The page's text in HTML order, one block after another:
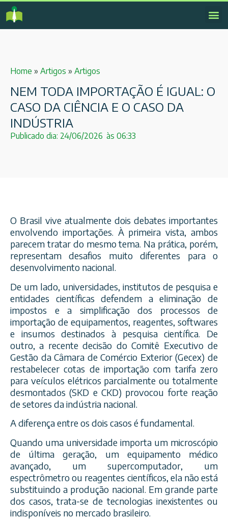
Home » Artigos » Artigos
NEM TODA IMPORTAÇÃO É IGUAL: O
CASO DA CIÊNCIA E O CASO DA
INDÚSTRIA
Publicado dia: 24/06/2026 às 06:33
O Brasil vive atualmente dois debates importantes
envolvendo importações. À primeira vista, ambos
parecem tratar do mesmo tema. Na prática, porém,
representam desafios muito diferentes para o
desenvolvimento nacional.
De um lado, universidades, institutos de pesquisa e
entidades científicas defendem a eliminação de
impostos e a simplificação dos processos de
importação de equipamentos, reagentes, softwares
e insumos destinados à pesquisa científica. De
outro, a recente decisão do Comitê Executivo de
Gestão da Câmara de Comércio Exterior (Gecex) de
restabelecer cotas de importação com tarifa zero
para veículos elétricos parcialmente ou totalmente
desmontados (SKD e CKD) provocou forte reação
de setores da indústria nacional.
A diferença entre os dois casos é fundamental.
Quando uma universidade importa um microscópio
de última geração, um equipamento médico
avançado, um supercomputador, um
espectrômetro ou reagentes científicos, ela não está
substituindo a produção nacional. Em grande parte
dos casos, trata-se de tecnologias inexistentes ou
indisponíveis no mercado brasileiro.